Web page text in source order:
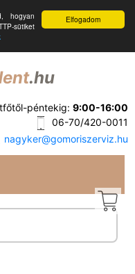
Elfogadom
hogyan
sütiket
.hu
péntekig: 9:00-16:00
06-70/420-0011
nagyker@gomoriszerviz.hu